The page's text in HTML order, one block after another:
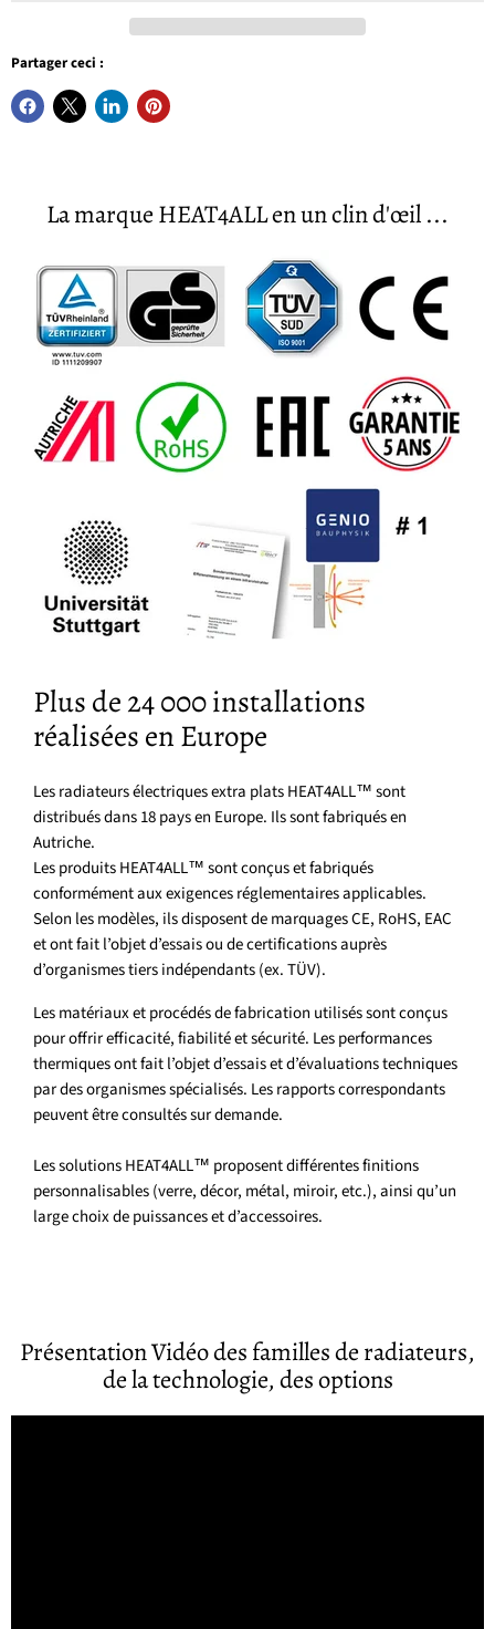
Partager ceci :
La marque HEAT4ALL en un clin d'œil ...
Plus de 24 000 installations
réalisées en Europe
Les radiateurs électriques extra plats HEAT4ALL™ sont
distribués dans 18 pays en Europe. Ils sont fabriqués en
Autriche.
Les produits HEAT4ALL™ sont conçus et fabriqués
conformément aux exigences réglementaires applicables.
Selon les modèles, ils disposent de marquages CE, RoHS, EAC
et ont fait l’objet d’essais ou de certifications auprès
d’organismes tiers indépendants (ex. TÜV).
Les matériaux et procédés de fabrication utilisés sont conçus
pour offrir efficacité, fiabilité et sécurité. Les performances
thermiques ont fait l’objet d’essais et d’évaluations techniques
par des organismes spécialisés. Les rapports correspondants
peuvent être consultés sur demande.
Les solutions HEAT4ALL™ proposent différentes finitions
personnalisables (verre, décor, métal, miroir, etc.), ainsi qu’un
large choix de puissances et d’accessoires.
Présentation Vidéo des familles de radiateurs,
de la technologie, des options